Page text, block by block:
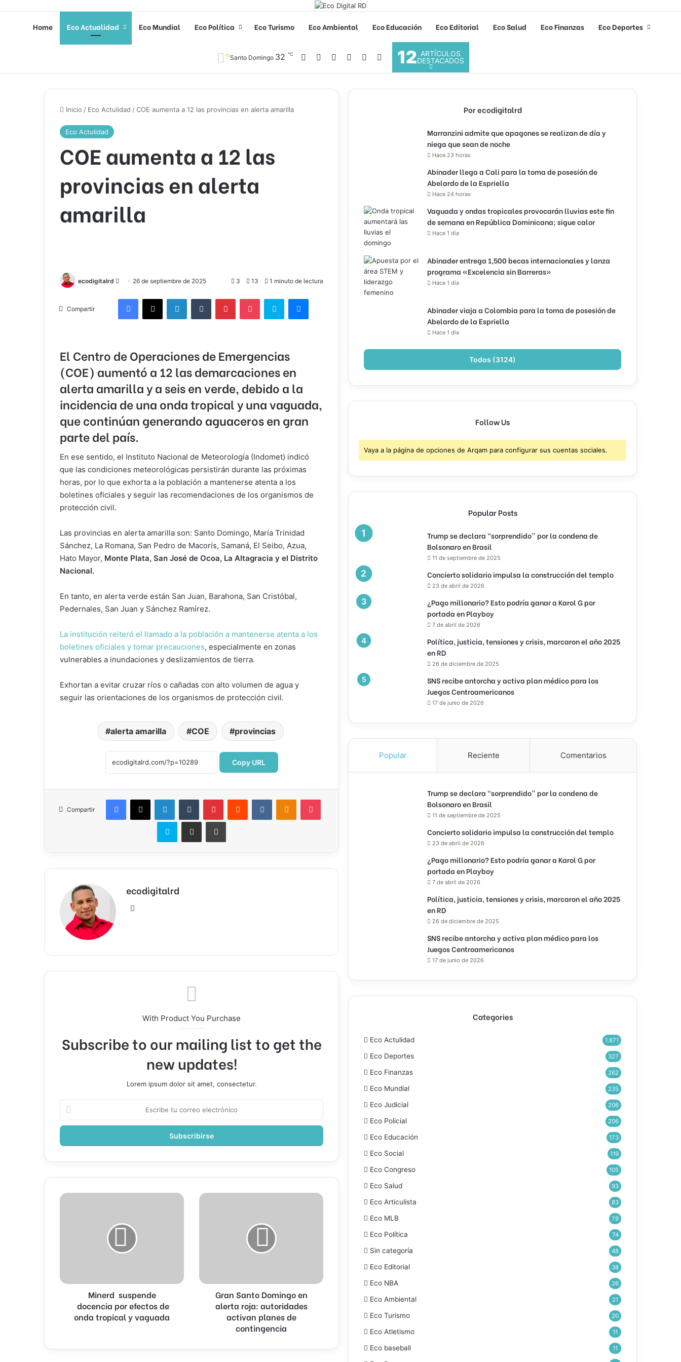
Home Eco Actualidad Eco Mundial Eco Política Eco Turismo Eco Ambiental Eco Educación Eco Editorial Eco Salud Eco Finanzas Eco Deportes
Santo Domingo 32 ℃ Facebook YouTubeInstagram
AccesoBuscar por
12 ARTÍCULOS
DESTACADOS
Inicio / Eco Actulidad /COE aumenta a 12 las provincias en alerta amarilla
Eco Actulidad
COE aumenta a 12 las
provincias en alerta
amarilla
ecodigitalrd
Send
email
26 de septiembre de 2025 3 13 1 minuto de lectura
Compartir
Facebook
X LinkedInTumblr PinterestPocket Skype Messenger
El Centro de Operaciones de Emergencias
(COE) aumentó a 12 las demarcaciones en
alerta amarilla y a seis en verde, debido a la
incidencia de una onda tropical y una vaguada,
que continúan generando aguaceros en gran
parte del país.
En ese sentido, el Instituto Nacional de Meteorología (Indomet) indicó
que las condiciones meteorológicas persistirán durante las próximas
horas, por lo que exhorta a la población a mantenerse atenta a los
boletines oficiales y seguir las recomendaciones de los organismos de
protección civil.
Las provincias en alerta amarilla son: Santo Domingo, María Trinidad
Sánchez, La Romana, San Pedro de Macorís, Samaná, El Seibo, Azua,
Hato Mayor, Monte Plata, San José de Ocoa, La Altagracia y el Distrito
Nacional.
En tanto, en alerta verde están San Juan, Barahona, San Cristóbal,
Pedernales, San Juan y Sánchez Ramírez.
La institución reiteró el llamado a la población a mantenerse atenta a los
boletines oficiales y tomar precauciones, especialmente en zonas
vulnerables a inundaciones y deslizamientos de tierra.
Exhortan a evitar cruzar ríos o cañadas con alto volumen de agua y
seguir las orientaciones de los organismos de protección civil.
alerta amarilla COE provincias
Copy URL
Compartir
Facebook
X LinkedInTumblr PinterestReddit VKontakteOdnoklassniki
Pocket
Skype Compartir por correo electrónicoImprimir
ecodigitalrd
With Product You Purchase
Subscribe to our mailing list to get the
new updates!
Lorem ipsum dolor sit amet, consectetur.
correo
Minerd
y
Minerd suspende
docencia por efectos de
onda tropical y vaguada
Gran
planes
contingencia
Gran Santo Domingo en
alerta roja: autoridades
activan planes de
contingencia
Por ecodigitalrd
Marranzini admite que apagones se realizan de día y
niega que sean de noche
Hace 23 horas
Abinader llega a Cali para la toma de posesión de
Abelardo de la Espriella
Hace 24 horas
Vaguada y ondas tropicales provocarán lluvias este fin
de semana en República Dominicana; sigue calor
Hace 1 día
Abinader entrega 1,500 becas internacionales y lanza
programa «Excelencia sin Barreras»
Hace 1 día
Abinader viaja a Colombia para la toma de posesión de
Abelardo de la Espriella
Hace 1 día
Todos (3124)
Follow Us
Vaya a la página de opciones de Arqam para configurar sus cuentas sociales.
Popular Posts
Trump se declara “sorprendido” por la condena de
Bolsonaro en Brasil
11 de septiembre de 2025
Concierto solidario impulsa la construcción del templo
23 de abril de 2026
¿Pago millonario? Esto podría ganar a Karol G por
portada en Playboy
7 de abril de 2026
Política, justicia, tensiones y crisis, marcaron el año 2025
en RD
26 de diciembre de 2025
SNS recibe antorcha y activa plan médico para los
Juegos Centroamericanos
17 de junio de 2026
Popular Reciente Comentarios
Trump se declara “sorprendido” por la condena de
Bolsonaro en Brasil
11 de septiembre de 2025
Concierto solidario impulsa la construcción del templo
23 de abril de 2026
¿Pago millonario? Esto podría ganar a Karol G por
portada en Playboy
7 de abril de 2026
Política, justicia, tensiones y crisis, marcaron el año 2025
en RD
26 de diciembre de 2025
SNS recibe antorcha y activa plan médico para los
Juegos Centroamericanos
17 de junio de 2026
Categories
Eco Actulidad 1.871
Eco Deportes 327
Eco Finanzas 262
Eco Mundial 235
Eco Judicial 206
Eco Policial 206
Eco Educación 173
Eco Social 119
Eco Congreso 105
Eco Salud 93
Eco Articulista 83
Eco MLB 79
Eco Política 74
Sin categoría 48
Eco Editorial 38
Eco NBA 26
Eco Ambiental 21
Eco Turismo 20
Eco Atletismo 11
Eco baseball 11